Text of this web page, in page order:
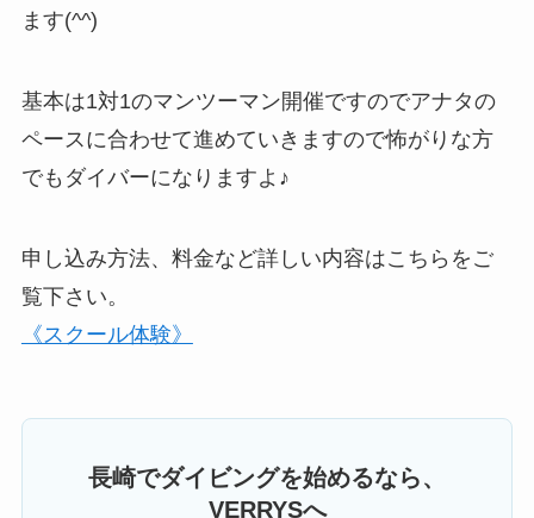
ます(^^)
基本は1対1のマンツーマン開催ですのでアナタの
ペースに合わせて進めていきますので怖がりな方
でもダイバーになりますよ♪
申し込み方法、料金など詳しい内容はこちらをご
覧下さい。
《スクール体験》
長崎でダイビングを始めるなら、
VERRYSへ